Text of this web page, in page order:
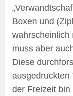
Boxen und
wahrscheinlich
muss aber
Diese
ausgedruckten
der Freizeit bin